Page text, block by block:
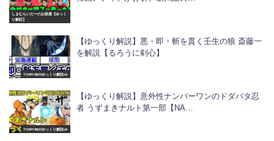
しまむらいだーのお部屋【ゆっく
り解説】
TOMY46のゆっくり解説ch
【ゆっくり解説】悪・即・斬を貫く壬生の狼 斎藤一
を解説【るろうに剣心】
TOMY46のゆっくり解説ch
【ゆっくり解説】意外性ナンバーワンのドダバタ忍
者 うずまきナルト第一部【NA…